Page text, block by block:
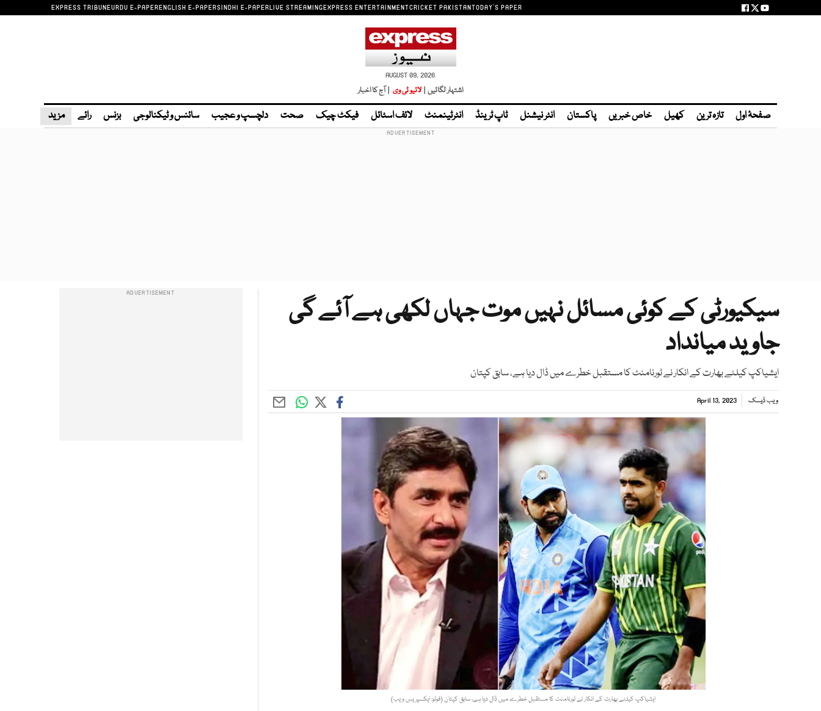
EXPRESS TRIBUNEURDU E-PAPERENGLISH E-PAPERSINDHI E-PAPERLIVE STREAMINGEXPRESS ENTERTAINMENTCRICKET PAKISTANTODAY'S PAPER
AUGUST 09, 2026
اشتہار لگائیں | لائیو ٹی وی | آج کا اخبار
صفحۂ اول تازہ ترین کھیل خاص خبریں پاکستان انٹر نیشنل ٹاپ ٹرینڈ انٹرٹینمنٹ لائف اسٹائل فیکٹ چیک صحت دلچسپ و عجیب سائنس و ٹیکنالوجی بزنس رائے مزید
سیکیورٹی کے کوئی مسائل نہیں موت جہاں لکھی ہے آئے گی
جاوید میانداد
ایشیاکپ کیلئے بھارت کے انکار نے ٹورنامنٹ کا مستقبل خطرے میں ڈال دیا ہے، سابق کپتان
ویب ڈیسک April 13, 2023
ایشیاکپ کیلئے بھارت کے انکار نے ٹورنامنٹ کا مستقبل خطرے میں ڈال دیا ہے، سابق کپتان (فوٹو: ایکسپریس ویب)